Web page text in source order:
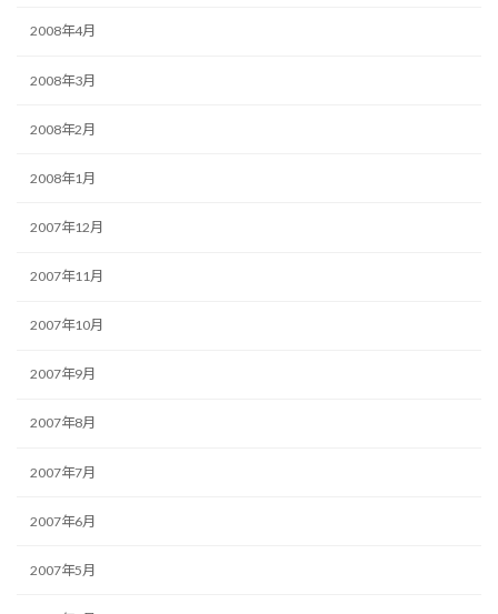
2008年4月
2008年3月
2008年2月
2008年1月
2007年12月
2007年11月
2007年10月
2007年9月
2007年8月
2007年7月
2007年6月
2007年5月